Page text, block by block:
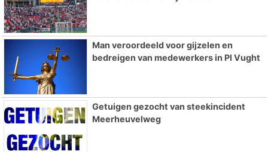
Man veroordeeld voor gijzelen en
bedreigen van medewerkers in PI Vught
Getuigen gezocht van steekincident
Meerheuvelweg